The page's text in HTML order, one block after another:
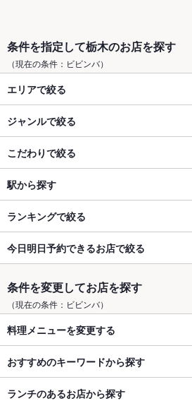
条件を指定して栃木のお店を探す
（現在の条件：ビビンバ）
エリアで絞る
ジャンルで絞る
こだわりで絞る
駅から探す
ランキングで絞る
今日明日予約できるお店で絞る
条件を変更してお店を探す
（現在の条件：ビビンバ）
料理メニューを変更する
おすすめのキーワードから探す
ランチのあるお店から探す